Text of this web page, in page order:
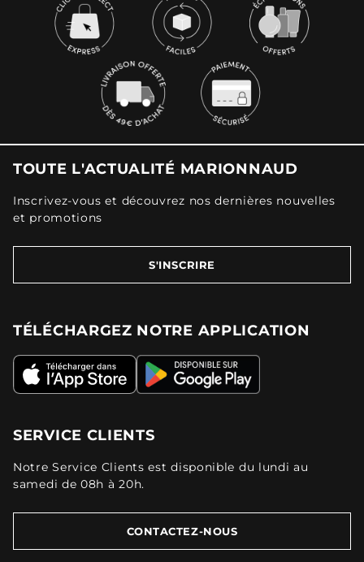
TOUTE L'ACTUALITÉ MARIONNAUD
Inscrivez-vous et découvrez nos dernières nouvelles
et promotions
S'INSCRIRE
TÉLÉCHARGEZ NOTRE APPLICATION
SERVICE CLIENTS
Notre Service Clients est disponible du lundi au
samedi de 08h à 20h.
CONTACTEZ-NOUS